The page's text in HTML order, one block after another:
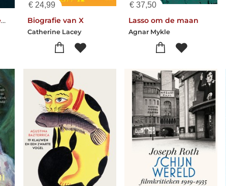
Het vormeloze ongemak
€24,99
Biografie van X
Catherine Lacey
€ 37,50
Lasso om de maan
Agnar Mykle